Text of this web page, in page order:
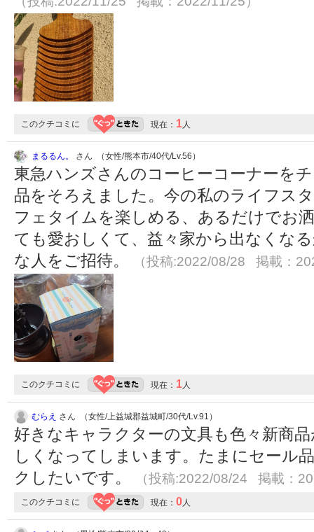
このクチコミに 現在： 1人
まるるん。 さん （女性/熊本市/40代/Lv.56）
東急ハンズさんのコーヒーコーナーを
品をそろえました。今の私のライフス
フェタイムを楽しめる、あるだけでお
ても愛おしくて、益々家から出なくな
な人をご招待。
（投稿:2022/08/28 掲載：
このクチコミに 現在： 1人
むらえ さん （女性/上益城郡益城町/30代/Lv.91）
好きなキャラクターの文具も色々新商
しくなってしまいます。たまにセール
クしたいです。
（投稿:2022/08/24 掲載：
このクチコミに 現在： 0人